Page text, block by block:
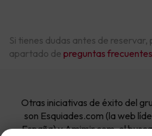
Si tienes dudas antes de
apartado de preguntas frecuentes
Otras iniciativas de éxito del
son Esquiades.com (la web
España) y Amimir.com, el